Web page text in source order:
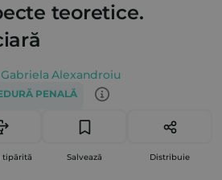
teoretice.
Gabriela Alexandroiu
PENALĂ
tipărită Salvează Distribuie